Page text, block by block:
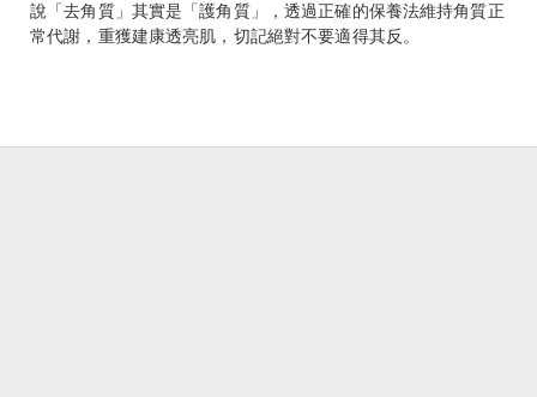
說「去角質」其實是「護角質」，透過正確的保養法維持角質正
常代謝，重獲建康透亮肌，切記絕對不要適得其反。